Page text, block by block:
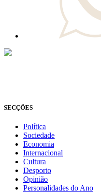
SECÇÕES
Política
Sociedade
Economia
Internacional
Cultura
Desporto
Opinião
Personalidades do Ano